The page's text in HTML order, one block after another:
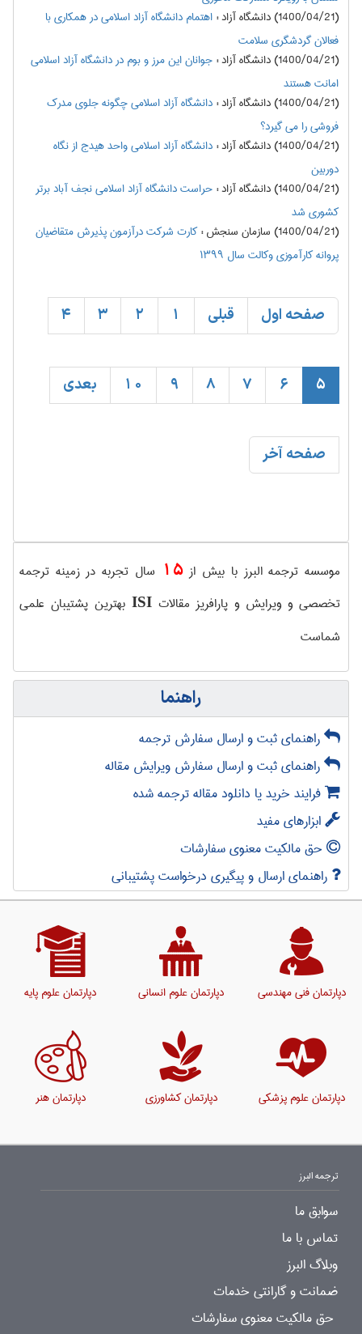
(1400/04/21) دانشگاه آزاد
:اهتمام دانشگاه آزاد اسلامی در همکاری با
فعالان گردشگری سلامت
(1400/04/21) دانشگاه آزاد
:جوانان این مرز و بوم در دانشگاه آزاد اسلامی
امانت هستند
(1400/04/21) دانشگاه آزاد
:دانشگاه آزاد اسلامی چگونه جلوی مدرک
فروشی را می گیرد؟
(1400/04/21) دانشگاه آزاد
:دانشگاه آزاد اسلامی واحد هیدج از نگاه
دوربین
(1400/04/21) دانشگاه آزاد
:حراست دانشگاه آزاد اسلامی نجف آباد برتر
کشوری شد
(1400/04/21) سازمان سنجش
:كارت شركت درآزمون پذيرش متقاضيان
پروانه كارآموزي وكالت سال ۱۳۹۹
صفحه اول قبلی 1
2
3
4
5
6
7
8
9
10 بعدی
صفحه آخر
موسسه ترجمه البرز با بیش از15 سال تجربه در زمینه ترجمه
تخصصی و ویرایش و پارافریز مقالاتISI بهترین پشتیبان علمی
شماست
راهنما
راهنمای ثبت و ارسال سفارش ترجمه
راهنمای ثبت و ارسال سفارش ویرایش مقاله
فرایند خرید یا دانلود مقاله ترجمه شده
ابزارهای مفید
حق مالکیت معنوی سفارشات
راهنمای ارسال و پیگیری درخواست پشتیبانی
دپارتمان فنی مهندسی دپارتمان علوم انسانی دپارتمان علوم پایه
دپارتمان علوم پزشکی دپارتمان کشاورزی دپارتمان هنر
ترجمه البرز
سوابق ما
تماس با ما
وبلاگ البرز
ضمانت و گارانتی خدمات
حق مالکیت معنوی سفارشات